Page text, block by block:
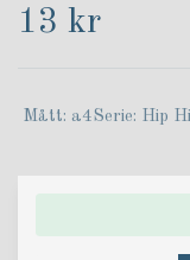
13 kr
Mått: a4Serie: Hip